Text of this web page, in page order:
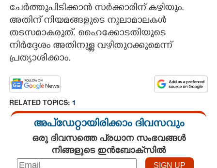
ചേർത്തുപിടിക്കാൻ സർക്കാരിന് കഴിയും.
അതിന് നിയമങ്ങളുടെ നൂലാമാലകൾ
തടസമാകരുത്. ഹൈക്കോടതിയുടെ
നിർദ്ദേശം അതിനുള്ള വഴിതുറക്കുമെന്ന്
പ്രത്യാശിക്കാം.
RELATED TOPICS: 1
അപ്ഡേറ്റായിരിക്കാം ദിവസവും
ഒരു ദിവസത്തെ പ്രധാന സംഭവങ്ങൾ
നിങ്ങളുടെ ഇൻബോക്സിൽ